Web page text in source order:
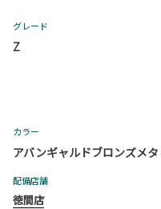
グレード
Z
カラー
アバンギャルドブロンズメ
配備店舗
徳間店